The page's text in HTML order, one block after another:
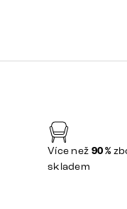
Více než 90 %
skladem